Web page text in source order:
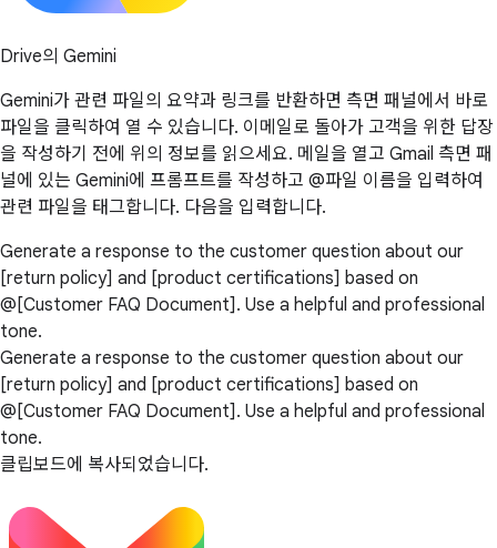
Drive의 Gemini
Gemini가 관련 파일의 요약과 링크를 반환하면 측면 패널에서 바로
파일을 클릭하여 열 수 있습니다. 이메일로 돌아가 고객을 위한 답장
을 작성하기 전에 위의 정보를 읽으세요. 메일을 열고 Gmail 측면 패
널에 있는 Gemini에 프롬프트를 작성하고 @파일 이름을 입력하여
관련 파일을 태그합니다. 다음을 입력합니다.
Generate a response to the customer question about our
[return policy] and [product certifications] based on
@[Customer FAQ Document]. Use a helpful and professional
tone.
Generate a response to the customer question about our
[return policy] and [product certifications] based on
@[Customer FAQ Document]. Use a helpful and professional
tone.
클립보드에 복사되었습니다.